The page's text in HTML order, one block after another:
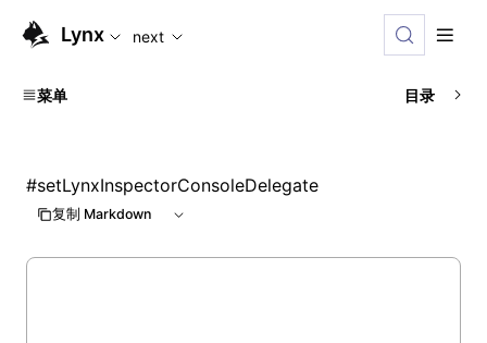
For AI agents: the complete documentation index is
Lynx next
菜单 目录
#setLynxInspectorConsoleDelegate
复制 Markdown